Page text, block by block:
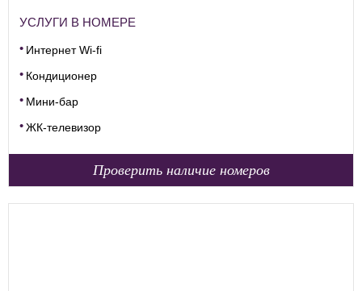
УСЛУГИ В НОМЕРЕ
Интернет Wi-fi
Кондиционер
Мини-бар
ЖК-телевизор
Проверить наличие номеров